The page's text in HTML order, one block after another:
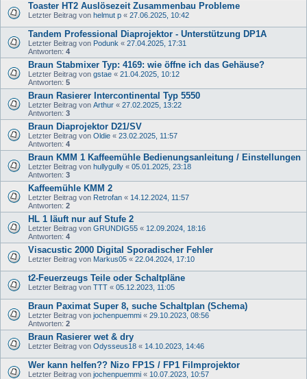
Toaster HT2 Auslösezeit Zusammenbau Probleme
Letzter Beitrag von helmut p « 27.06.2025, 10:42
Tandem Professional Diaprojektor - Unterstützung DP1A
Letzter Beitrag von Podunk « 27.04.2025, 17:31
Antworten: 4
Braun Stabmixer Typ: 4169: wie öffne ich das Gehäuse?
Letzter Beitrag von gstae « 21.04.2025, 10:12
Antworten: 5
Braun Rasierer Intercontinental Typ 5550
Letzter Beitrag von Arthur « 27.02.2025, 13:22
Antworten: 3
Braun Diaprojektor D21/SV
Letzter Beitrag von Oldie « 23.02.2025, 11:57
Antworten: 4
Braun KMM 1 Kaffeemühle Bedienungsanleitung / Einstellungen
Letzter Beitrag von hullygully « 05.01.2025, 23:18
Antworten: 3
Kaffeemühle KMM 2
Letzter Beitrag von Retrofan « 14.12.2024, 11:57
Antworten: 2
HL 1 läuft nur auf Stufe 2
Letzter Beitrag von GRUNDIG55 « 12.09.2024, 18:16
Antworten: 4
Visacustic 2000 Digital Sporadischer Fehler
Letzter Beitrag von Markus05 « 22.04.2024, 17:10
t2-Feuerzeugs Teile oder Schaltpläne
Letzter Beitrag von TTT « 05.12.2023, 11:05
Braun Paximat Super 8, suche Schaltplan (Schema)
Letzter Beitrag von jochenpuemmi « 29.10.2023, 08:56
Antworten: 2
Braun Rasierer wet & dry
Letzter Beitrag von Odysseus18 « 14.10.2023, 14:46
Wer kann helfen?? Nizo FP1S / FP1 Filmprojektor
Letzter Beitrag von jochenpuemmi « 10.07.2023, 10:57